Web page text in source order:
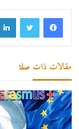
مقالات ذات صلة